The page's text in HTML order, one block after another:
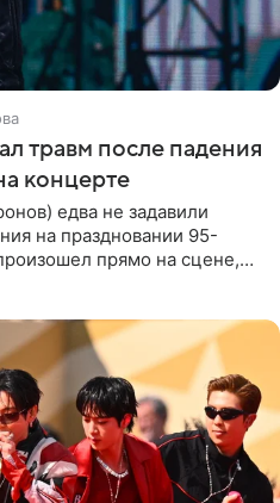
травм после падения
концерте
едва не задавили
на праздновании 95-
прямо на сцене,